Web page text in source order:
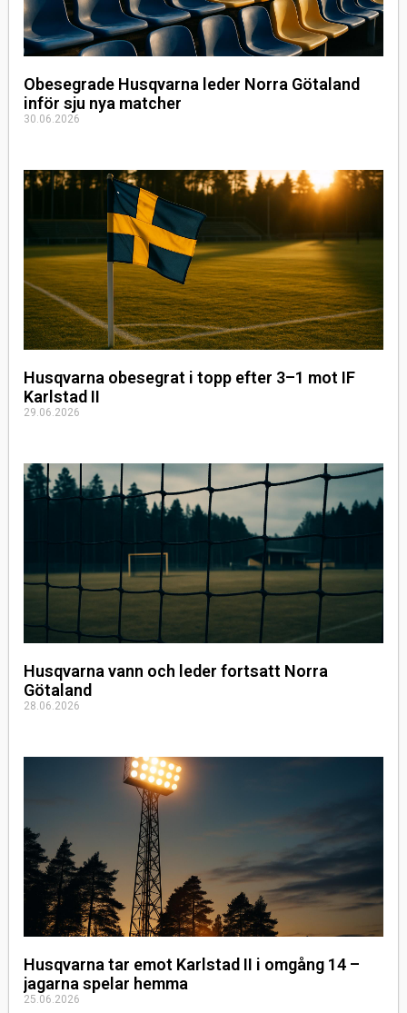
Obesegrade Husqvarna leder Norra Götaland
inför sju nya matcher
30.06.2026
Husqvarna obesegrat i topp efter 3–1 mot IF
Karlstad II
29.06.2026
Husqvarna vann och leder fortsatt Norra
Götaland
28.06.2026
Husqvarna tar emot Karlstad II i omgång 14 –
jagarna spelar hemma
25.06.2026